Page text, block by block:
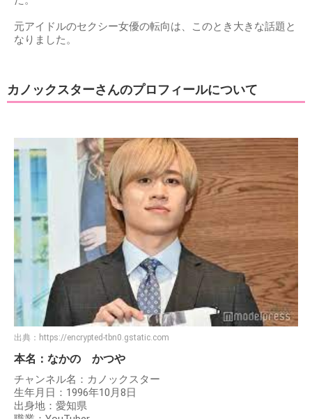
元アイドルのセクシー女優の転向は、このとき大きな話題と
なりました。
カノックスターさんのプロフィールについて
出典： https://encrypted-tbn0.gstatic.com
本名：なかの かつや
チャンネル名：カノックスター
生年月日：1996年10月8日
出身地：愛知県